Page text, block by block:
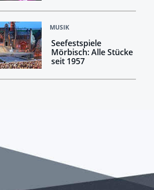
MUSIK
Seefestspiele
Mörbisch: Alle Stücke
seit 1957